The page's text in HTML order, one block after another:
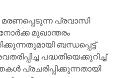
പ്രവാസി
മുഖാന്തരം
ബന്ധപ്പെട്ട്
പദ്ധതിയെക്കുറിച്ച്
പ്രചരിപ്പിക്കുന്നതായി